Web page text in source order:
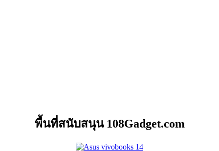
พื้นที่สนับสนุน 108Gadget.com